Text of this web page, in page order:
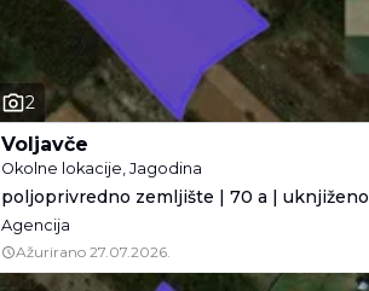
2
Voljavče
Okolne lokacije, Jagodina
poljoprivredno zemljište | 70 a | uknjiženo
Agencija
Ažurirano 27.07.2026.